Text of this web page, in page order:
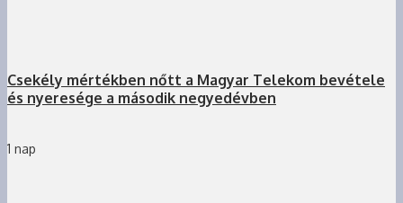
Csekély mértékben nőtt a Magyar Telekom bevétele
és nyeresége a második negyedévben
1 nap